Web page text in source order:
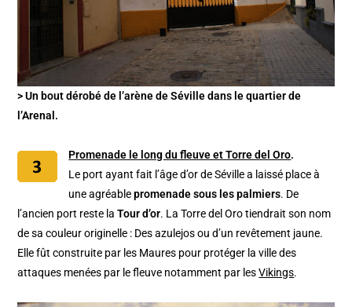
> Un bout dérobé de l’arène de Séville dans le quartier de
l’Arenal.
Promenade le long du fleuve et Torre del Oro.
Le port ayant fait l’âge d’or de Séville a laissé place à
une agréablepromenade sous les palmiers. De
l’ancien port reste laTour d’or. La Torre del Oro tiendrait son nom
de sa couleur originelle : Des azulejos ou d’un revêtement jaune.
Elle fût construite par les Maures pour protéger la ville des
attaques menées par le fleuve notamment par lesVikings.